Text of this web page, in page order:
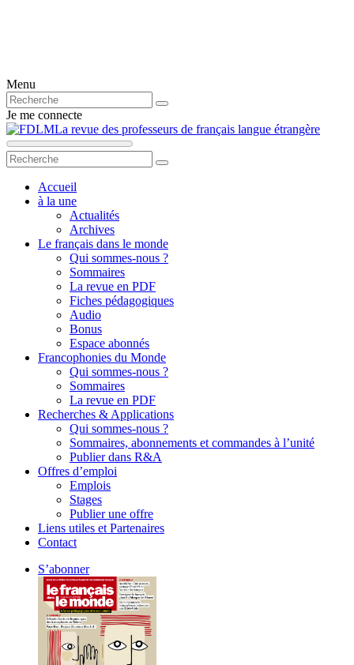
Menu
Je me connecte
La revue des professeurs de français langue étrangère
Accueil
à la une
Actualités
Archives
Le français dans le monde
Qui sommes-nous ?
Sommaires
La revue en PDF
Fiches pédagogiques
Audio
Bonus
Espace abonnés
Francophonies du Monde
Qui sommes-nous ?
Sommaires
La revue en PDF
Recherches & Applications
Qui sommes-nous ?
Sommaires, abonnements et commandes à l’unité
Publier dans R&A
Offres d’emploi
Emplois
Stages
Publier une offre
Liens utiles et Partenaires
Contact
S’abonner